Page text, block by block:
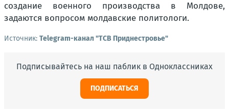
создание военного производства в Молдове,
задаются вопросом молдавские политологи.
Источник: Telegram-канал "ТСВ Приднестровье"
Подписывайтесь на наш паблик в Одноклассниках
ПОДПИСАТЬСЯ